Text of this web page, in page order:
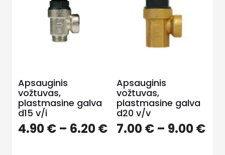
Apsauginis
vožtuvas,
plastmasine galva
d15 v/i
4.90€ – 6.20€Price
Apsauginis
vožtuvas,
plastmasine galva
d20 v/v
7.00€ – 9.00€